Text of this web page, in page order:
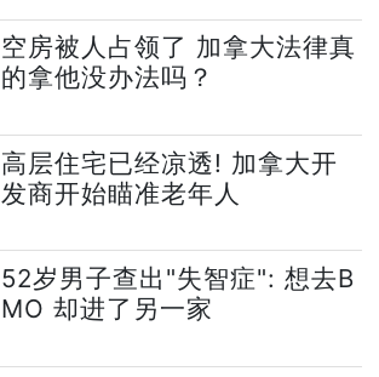
空房被人占领了 加拿大法律真
的拿他没办法吗？
高层住宅已经凉透! 加拿大开
发商开始瞄准老年人
52岁男子查出"失智症": 想去B
MO 却进了另一家